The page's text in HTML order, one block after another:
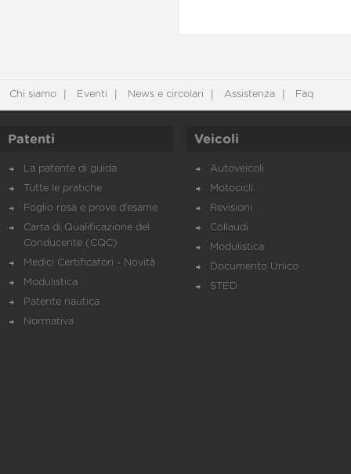
Chi siamo Eventi News e circolari Assistenza Faq
Patenti
La patente di guida
Tutte le pratiche
Foglio rosa e prove d’esame
Carta di Qualificazione del
Conducente (CQC)
Medici Certificatori - Novità
Modulistica
Patente nautica
Normativa
Veicoli
Autoveicoli
Motocicli
Revisioni
Collaudi
Modulistica
Documento Unico
STED